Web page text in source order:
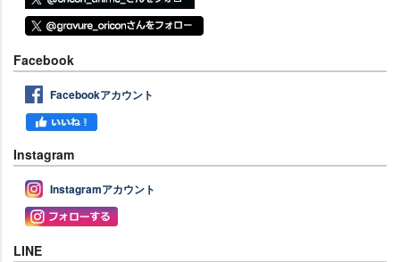
Facebook
Facebookアカウント
Instagram
Instagramアカウント
LINE